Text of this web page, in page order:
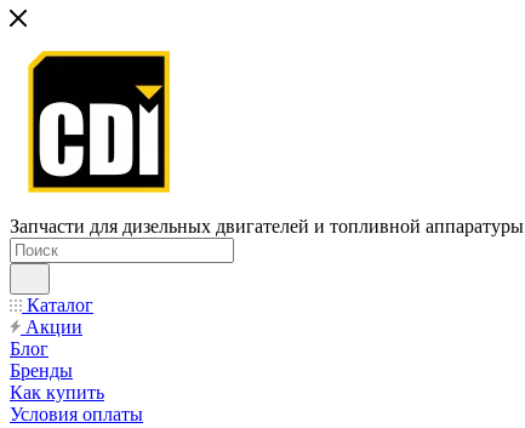
Запчасти для дизельных двигателей и топливной аппаратуры
Каталог
Акции
Блог
Бренды
Как купить
Условия оплаты